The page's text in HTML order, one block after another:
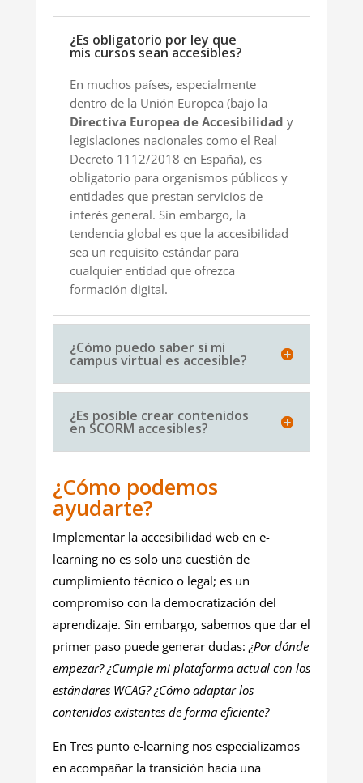
¿Es obligatorio por ley que
mis cursos sean accesibles?
En muchos países, especialmente
dentro de la Unión Europea (bajo la
Directiva Europea de Accesibilidad y
legislaciones nacionales como el Real
Decreto 1112/2018 en España), es
obligatorio para organismos públicos y
entidades que prestan servicios de
interés general. Sin embargo, la
tendencia global es que la accesibilidad
sea un requisito estándar para
cualquier entidad que ofrezca
formación digital.
¿Cómo puedo saber si mi
campus virtual es accesible?
¿Es posible crear contenidos
en SCORM accesibles?
¿Cómo podemos
ayudarte?
Implementar la accesibilidad web en e-
learning no es solo una cuestión de
cumplimiento técnico o legal; es un
compromiso con la democratización del
aprendizaje. Sin embargo, sabemos que dar el
primer paso puede generar dudas: ¿Por dónde
empezar? ¿Cumple mi plataforma actual con los
estándares WCAG? ¿Cómo adaptar los
contenidos existentes de forma eficiente?
En Tres punto e-learning nos especializamos
en acompañar la transición hacia una